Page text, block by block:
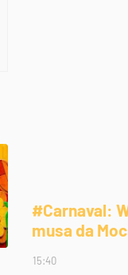
#Carnaval:
musa da
15:40